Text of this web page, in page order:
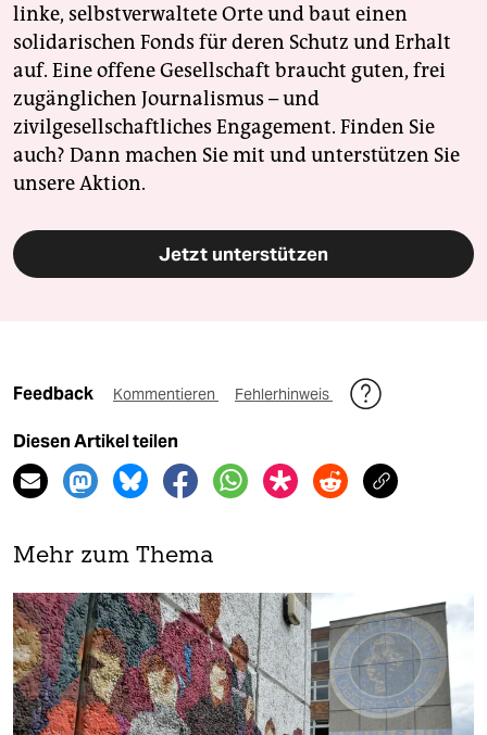
linke, selbstverwaltete Orte und baut einen
solidarischen Fonds für deren Schutz und Erhalt
auf. Eine offene Gesellschaft braucht guten, frei
zugänglichen Journalismus – und
zivilgesellschaftliches Engagement. Finden Sie
auch? Dann machen Sie mit und unterstützen Sie
unsere Aktion.
Jetzt unterstützen
Feedback Kommentieren Fehlerhinweis
Diesen Artikel teilen
Mehr zum Thema